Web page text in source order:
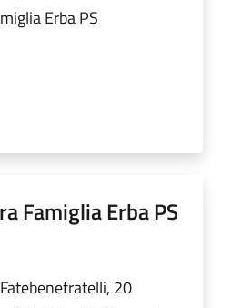
Erba PS
Famiglia Erba PS
20